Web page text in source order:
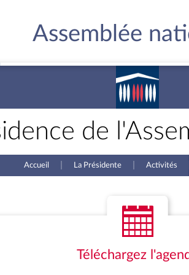
Assemblée
de
Accueil La Présidente Activités
Téléchargez